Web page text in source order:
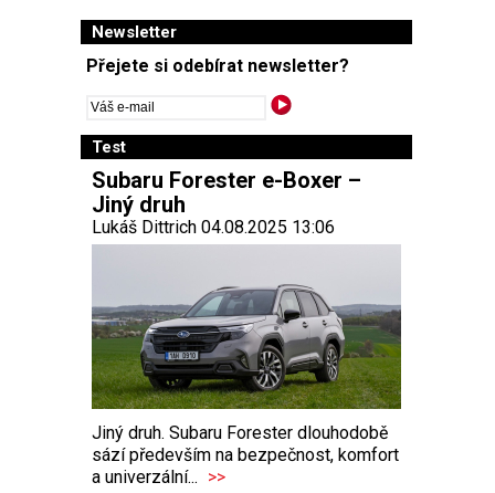
Newsletter
Přejete si odebírat newsletter?
Test
Subaru Forester e-Boxer –
Jiný druh
Lukáš Dittrich 04.08.2025 13:06
Jiný druh. Subaru Forester dlouhodobě
sází především na bezpečnost, komfort
a univerzální... >>